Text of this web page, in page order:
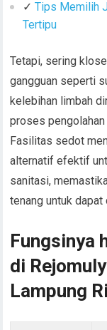
✓ Tips Memilih
Tertipu
Tetapi, sering
gangguan seperti
kelebihan limbah
proses
Fasilitas sedot
alternatif efektif
sanitasi,
tenang untuk dapat
Fungsinya
di
Lampung